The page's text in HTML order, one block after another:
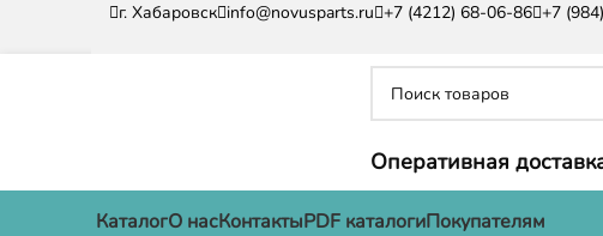
г. Хабаровск info@novusparts.ru +7 (4212) 68-06-86 +7
Оперативная
КаталогО насКонтактыPDF каталогиПокупателям